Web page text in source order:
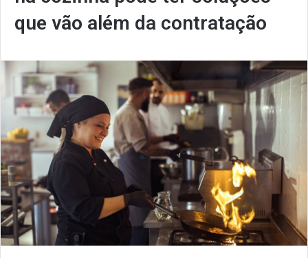
que vão além da contratação